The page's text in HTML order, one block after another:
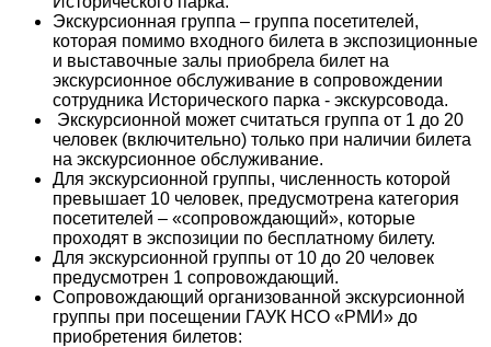
Экскурсионная группа – группа посетителей,
которая помимо входного билета в экспозиционные
и выставочные залы приобрела билет на
экскурсионное обслуживание в сопровождении
сотрудника Исторического парка - экскурсовода.
Экскурсионной может считаться группа от 1 до 20
человек (включительно) только при наличии билета
на экскурсионное обслуживание.
Для экскурсионной группы, численность которой
превышает 10 человек, предусмотрена категория
посетителей – «сопровождающий», которые
проходят в экспозиции по бесплатному билету.
Для экскурсионной группы от 10 до 20 человек
предусмотрен 1 сопровождающий.
Сопровождающий организованной экскурсионной
группы при посещении ГАУК НСО «РМИ» до
приобретения билетов: